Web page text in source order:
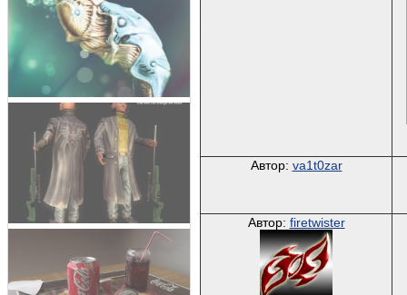
Автор: va1t0zar
Автор: firetwister